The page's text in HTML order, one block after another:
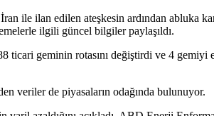
ile ilan edilen ateşkesin ardından abluka
ilgili güncel bilgiler paylaşıldı.
ticari geminin rotasını değiştirdi ve 4 gemiyi
veriler de piyasaların odağında bulunuyor.